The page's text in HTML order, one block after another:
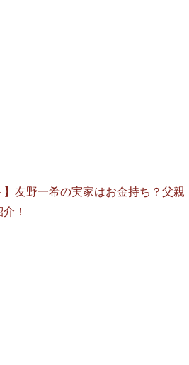
】友野一希の実家はお金持ち？父親
！